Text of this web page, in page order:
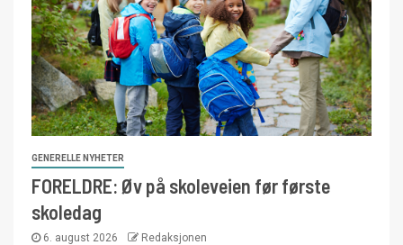
GENERELLE NYHETER
FORELDRE: Øv på skoleveien før første
skoledag
6. august 2026 Redaksjonen